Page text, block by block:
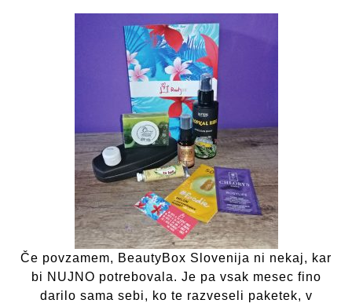
Če povzamem, BeautyBox Slovenija ni nekaj, kar
bi NUJNO potrebovala. Je pa vsak mesec fino
darilo sama sebi, ko te razveseli paketek, v